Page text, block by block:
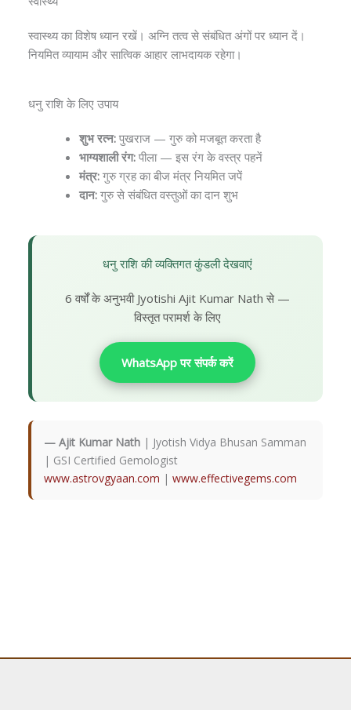
स्वास्थ्य का विशेष ध्यान रखें। अग्नि तत्व से संबंधित अंगों पर ध्यान दें।
नियमित व्यायाम और सात्विक आहार लाभदायक रहेगा।
धनु राशि के लिए उपाय
शुभ रत्न: पुखराज — गुरु को मजबूत करता है
भाग्यशाली रंग: पीला — इस रंग के वस्त्र पहनें
मंत्र: गुरु ग्रह का बीज मंत्र नियमित जपें
दान: गुरु से संबंधित वस्तुओं का दान शुभ
धनु राशि की व्यक्तिगत कुंडली देखवाएं
6 वर्षों के अनुभवी Jyotishi Ajit Kumar Nath से —
विस्तृत परामर्श के लिए
WhatsApp पर संपर्क करें
— Ajit Kumar Nath | Jyotish Vidya Bhusan Samman
| GSI Certified Gemologist
www.astrovgyaan.com | www.effectivegems.com